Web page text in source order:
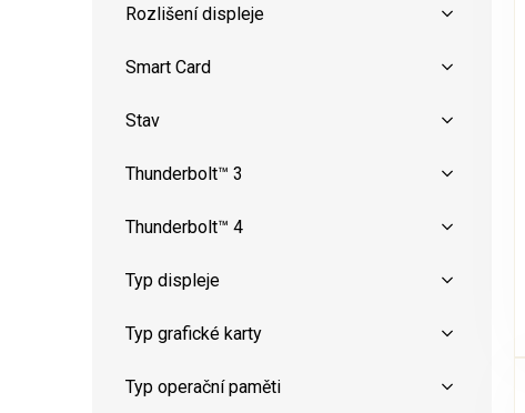
Rozlišení displeje
Smart Card
Stav
Thunderbolt™ 3
Thunderbolt™ 4
Typ displeje
Typ grafické karty
Typ operační paměti